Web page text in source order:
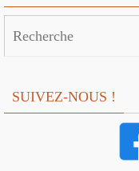
SUIVEZ-NOUS !